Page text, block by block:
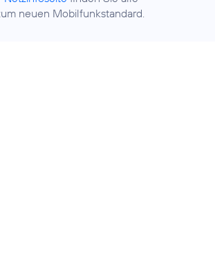
neuen Mobilfunkstandard.